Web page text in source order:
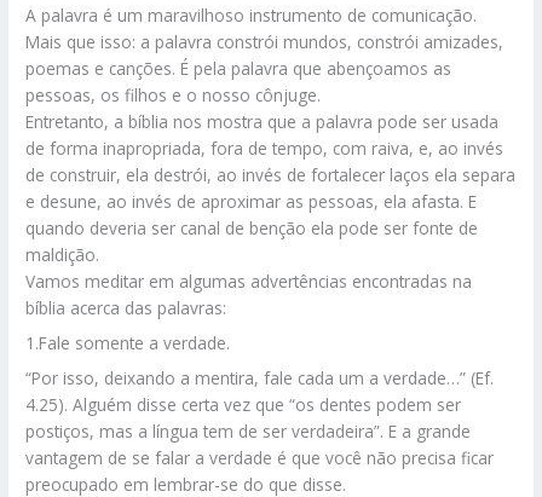
A palavra é um maravilhoso instrumento de comunicação.
Mais que isso: a palavra constrói mundos, constrói amizades,
poemas e canções. É pela palavra que abençoamos as
pessoas, os filhos e o nosso cônjuge.
Entretanto, a bíblia nos mostra que a palavra pode ser usada
de forma inapropriada, fora de tempo, com raiva, e, ao invés
de construir, ela destrói, ao invés de fortalecer laços ela separa
e desune, ao invés de aproximar as pessoas, ela afasta. E
quando deveria ser canal de benção ela pode ser fonte de
maldição.
Vamos meditar em algumas advertências encontradas na
bíblia acerca das palavras:
1.Fale somente a verdade.
“Por isso, deixando a mentira, fale cada um a verdade…” (Ef.
4.25). Alguém disse certa vez que “os dentes podem ser
postiços, mas a língua tem de ser verdadeira”. E a grande
vantagem de se falar a verdade é que você não precisa ficar
preocupado em lembrar-se do que disse.